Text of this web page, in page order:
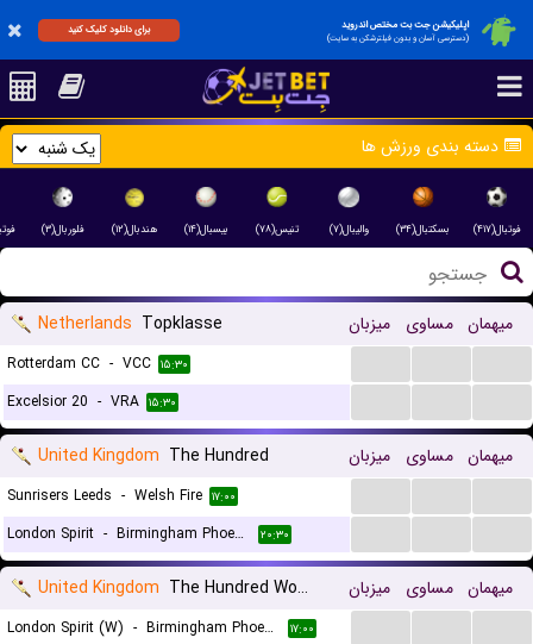
اپلیکیشن جت بت مختص اندروید
(دسترسی آسان و بدون فیلترشکن به سایت)
برای دانلود کلیک کنید
دسته بندی ورزش ها
فوتبال(۴۱۷) بسکتبال(۳۴) والیبال(۷) تنیس(۷۸) بیسبال(۱۴) هندبال(۱۲) فلوربال(۳)
Netherlands Topklasse میزبان مساوی میهمان
Rotterdam CC - VCC ۱۵:۳۰
Excelsior 20 - VRA ۱۵:۳۰
United Kingdom The Hundred میزبان مساوی میهمان
Sunrisers Leeds - Welsh Fire ۱۷:۰۰
London Spirit - Birmingham Phoenix ۲۰:۳۰
United Kingdom The Hundred Women میزبان مساوی میهمان
London Spirit (W) - Birmingham Phoenix (W) ۱۷:۰۰